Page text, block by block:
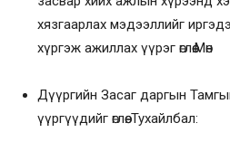
хязгаарлах мэдээллийг
хүргэж ажиллах үүрэг өглөө.Мөн
Дүүргийн Засаг даргын
үүргүүдийг өглөө. Тухайлбал: